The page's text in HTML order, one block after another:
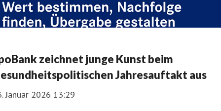
zeichnet junge Kunst beim
Jahresauftakt aus
Januar 2026 13:29